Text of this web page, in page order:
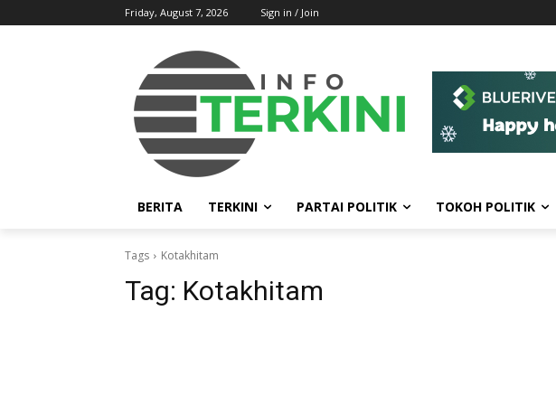
Friday, August 7, 2026 Sign in / Join
BERITA TERKINI PARTAI POLITIK TOKOH POLITIK
Tags Kotakhitam
Tag: Kotakhitam